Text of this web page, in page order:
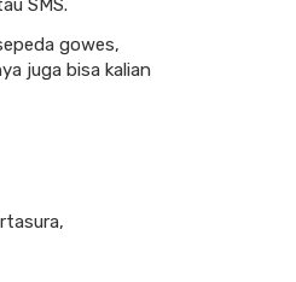
SMS.
gowes,
juga bisa kalian